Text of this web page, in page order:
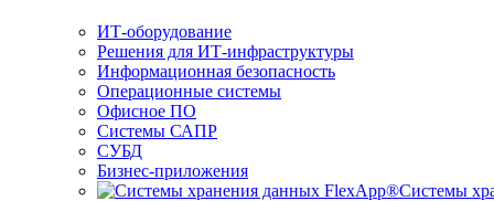
ИТ-оборудование
Решения для ИТ-инфраструктуры
Информационная безопасность
Операционные системы
Офисное ПО
Системы САПР
СУБД
Бизнес-приложения
Системы